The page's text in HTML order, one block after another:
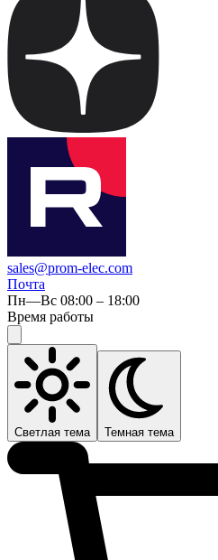
sales@prom-elec.com
Почта
Пн—Вс 08:00 – 18:00
Время работы
Светлая тема Темная тема